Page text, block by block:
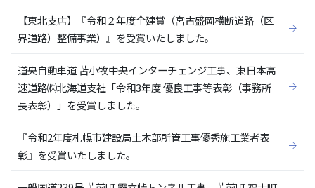
【東北支店】『令和２年度全建賞（宮古盛岡横断道路（区
界道路）整備事業）』を受賞いたしました。
道央自動車道 苫小牧中央インターチェンジ工事、東日本高
速道路㈱北海道支社「令和3年度 優良工事等表彰（事務所
長表彰）」を受賞しました。
『令和2年度札幌市建設局土木部所管工事優秀施工業者表
彰』を受賞いたしました。